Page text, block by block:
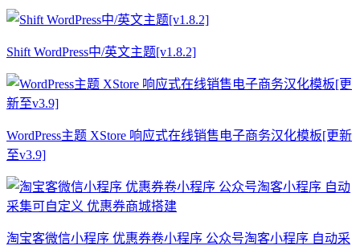
Shift WordPress中/英文主题[v1.8.2]
WordPress主题 XStore 响应式在线销售电子商务汉化模板[更新
至v3.9]
淘宝客微信小程序 优惠券卷小程序 公众号淘客小程序 自动采